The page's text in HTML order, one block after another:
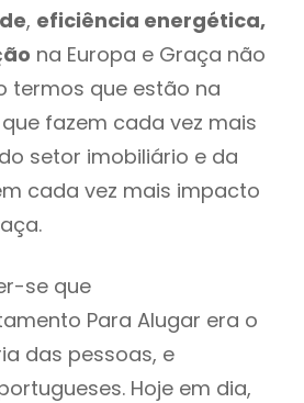
, eficiência energética,
na Europa e Graça não
termos que estão na
fazem cada vez mais
setor imobiliário e da
cada vez mais impacto
se que
Para Alugar era o
das pessoas, e
Hoje em dia,